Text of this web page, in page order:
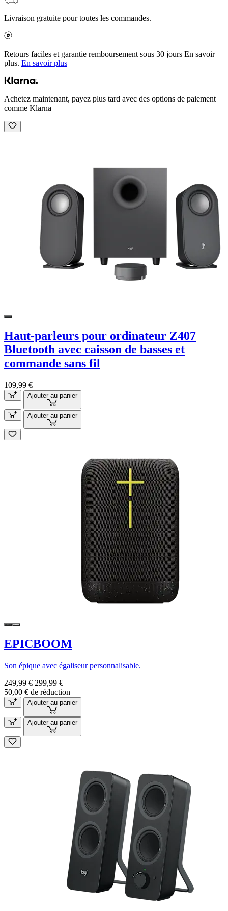
Livraison gratuite pour toutes les commandes.
Retours faciles et garantie remboursement sous 30 jours En savoir
plus. En savoir plus
Achetez maintenant, payez plus tard avec des options de paiement
comme Klarna
Haut-parleurs pour ordinateur Z407
Bluetooth avec caisson de basses et
commande sans fil
109,99 €
Ajouter au panier
Ajouter au panier
EPICBOOM
Son épique avec égaliseur personnalisable.
249,99 € 299,99 €
50,00 € de réduction
Ajouter au panier
Ajouter au panier